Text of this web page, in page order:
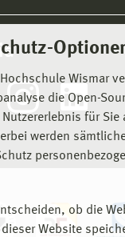
Wismar
die Open-
für Sie
werden
ob die
Website